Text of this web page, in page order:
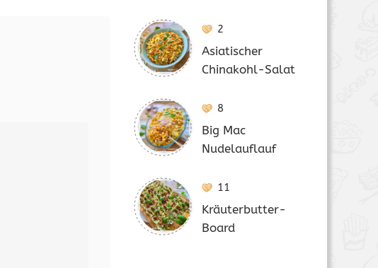
2
Asiatischer
Chinakohl-Salat
8
Big Mac
Nudelauflauf
11
Kräuterbutter-
Board